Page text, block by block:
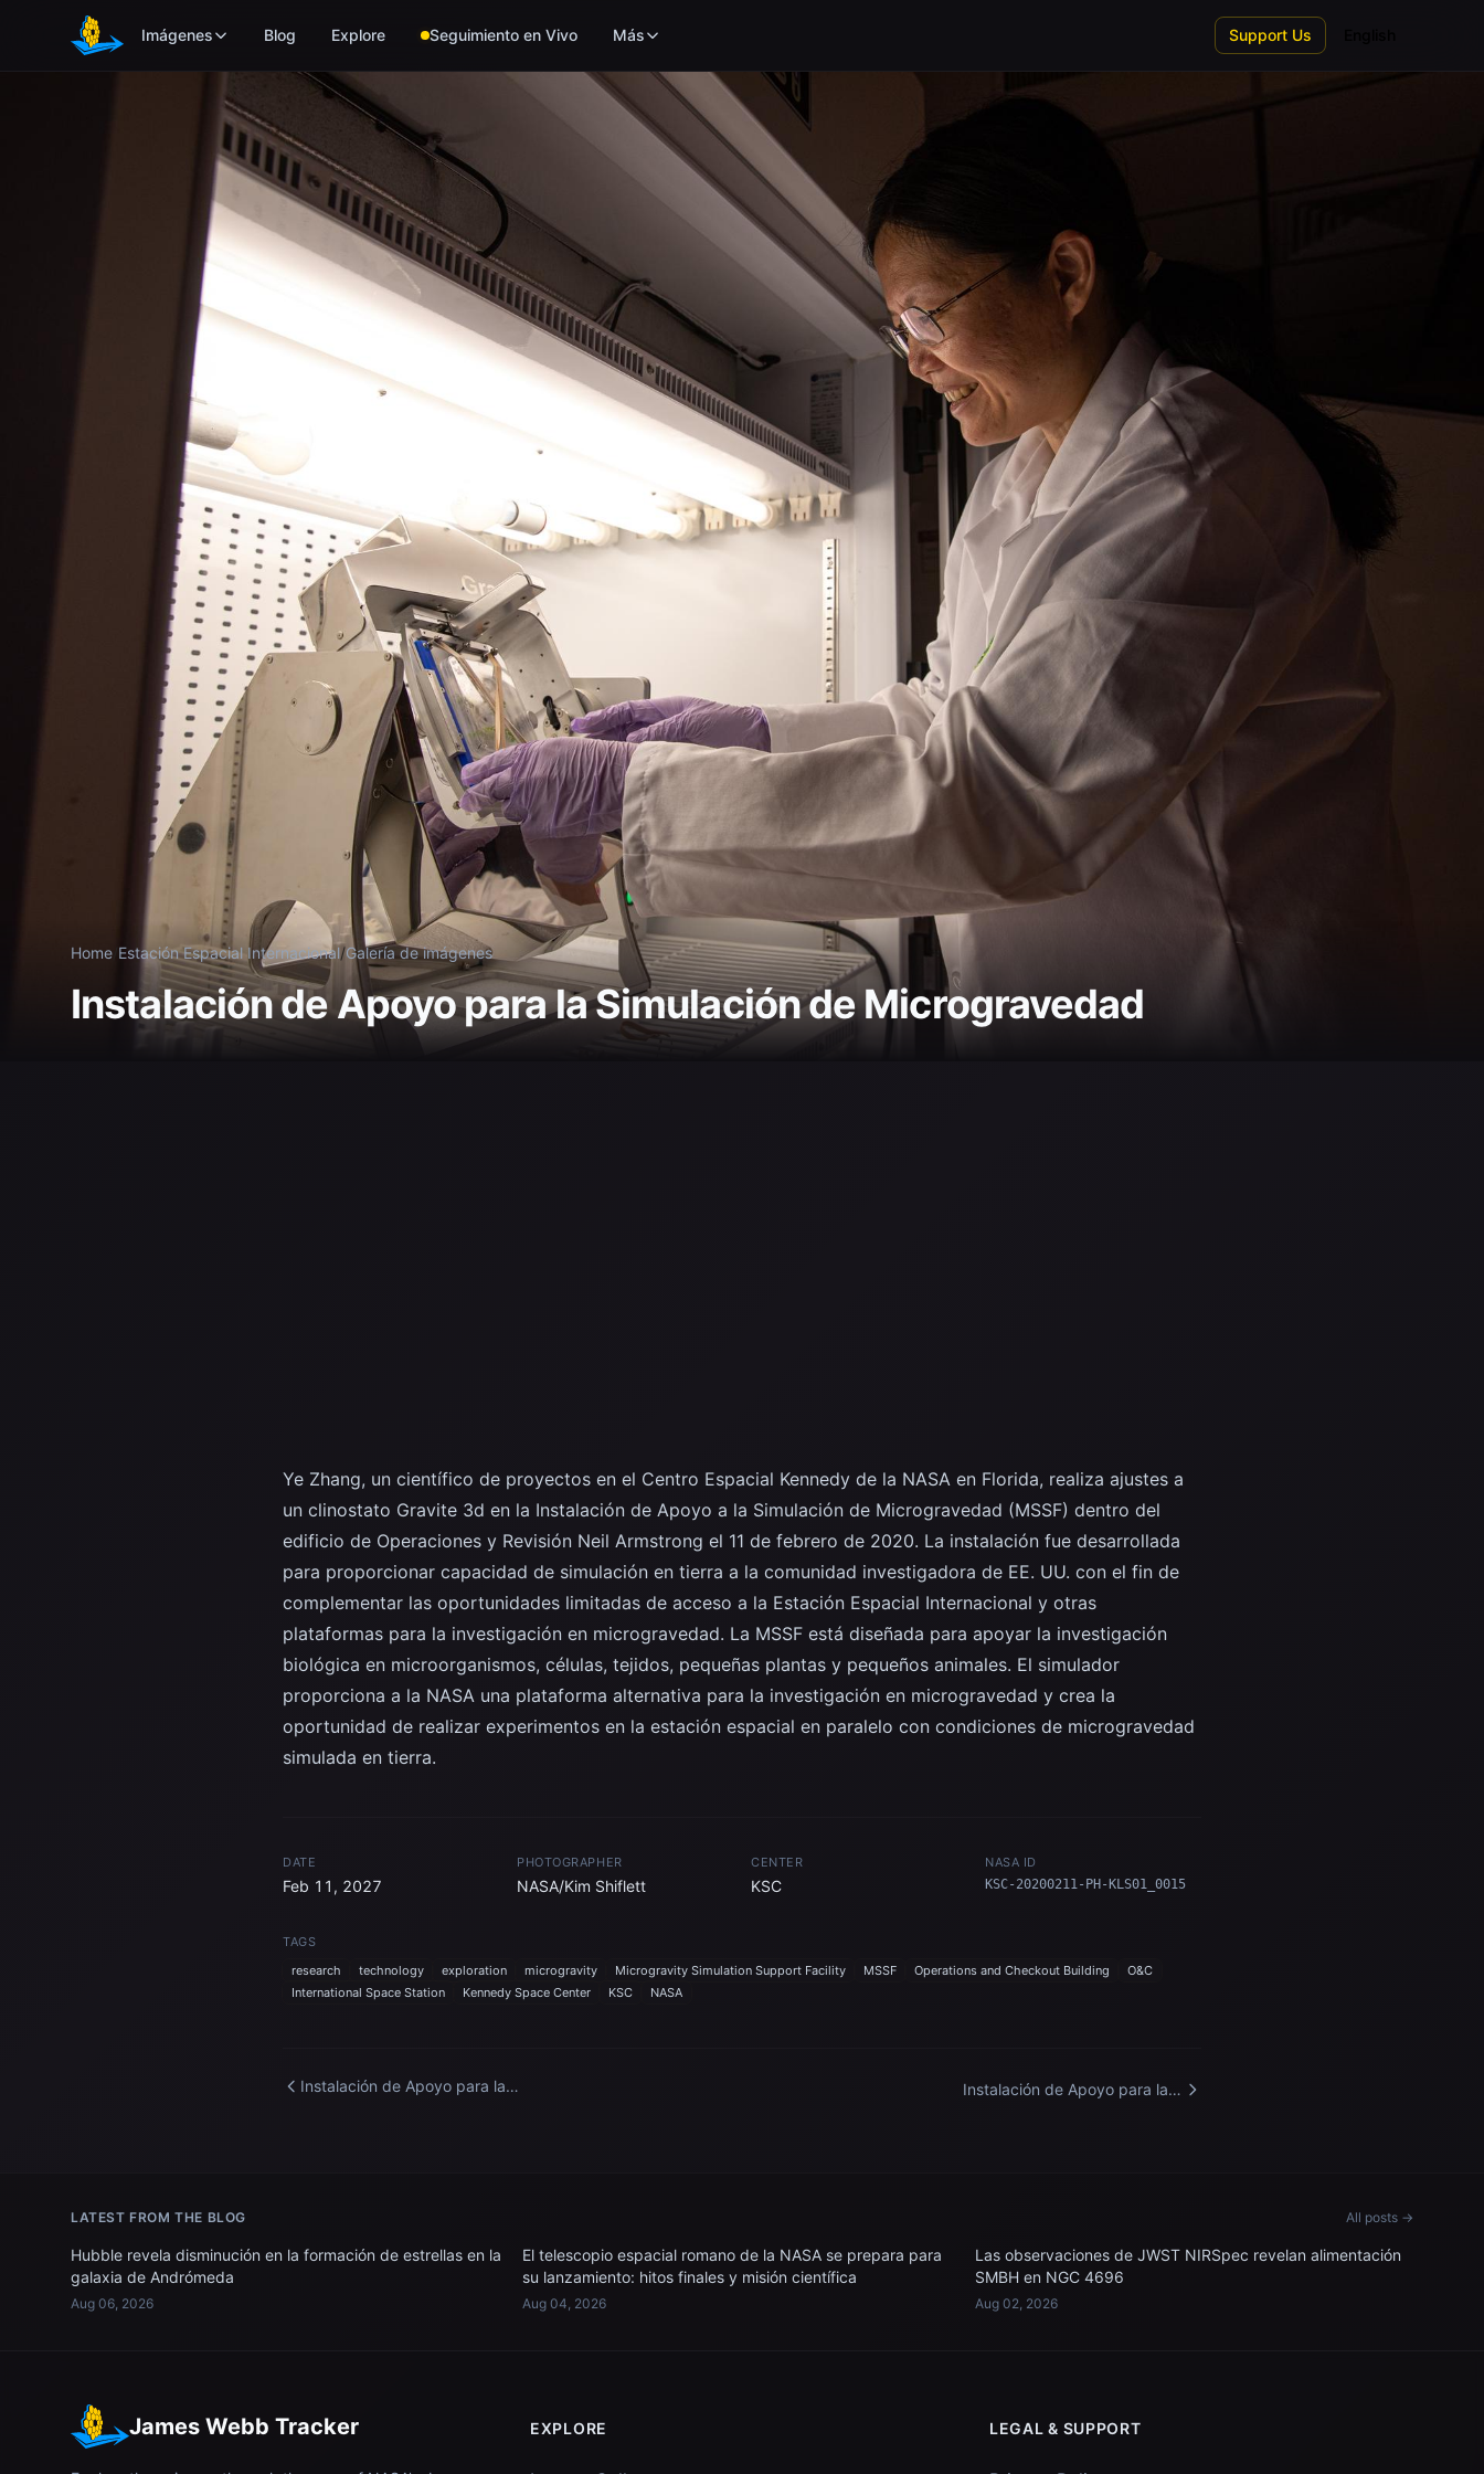
Skip to main content
Imágenes Blog Explore Seguimiento en Vivo Más Support Us
Home Estación Espacial Internacional/Galería de imágenes
Instalación de Apoyo para la Simulación de Microgravedad
Ye Zhang, un científico de proyectos en el Centro Espacial Kennedy de la NASA en Florida, realiza ajustes a
un clinostato Gravite 3d en la Instalación de Apoyo a la Simulación de Microgravedad (MSSF) dentro del
edificio de Operaciones y Revisión Neil Armstrong el 11 de febrero de 2020. La instalación fue desarrollada
para proporcionar capacidad de simulación en tierra a la comunidad investigadora de EE. UU. con el fin de
complementar las oportunidades limitadas de acceso a la Estación Espacial Internacional y otras
plataformas para la investigación en microgravedad. La MSSF está diseñada para apoyar la investigación
biológica en microorganismos, células, tejidos, pequeñas plantas y pequeños animales. El simulador
proporciona a la NASA una plataforma alternativa para la investigación en microgravedad y crea la
oportunidad de realizar experimentos en la estación espacial en paralelo con condiciones de microgravedad
simulada en tierra.
DATE
Feb 11, 2027
PHOTOGRAPHER
NASA/Kim Shiflett
CENTER
KSC
NASA ID
KSC-20200211-PH-KLS01_0015
TAGS
research
technology exploration microgravity Microgravity Simulation Support Facility MSSF Operations and Checkout Building
O&C
International Space Station
Kennedy Space Center KSC NASA
Instalación de Apoyo para la
Instalación de Apoyo para la
LATEST FROM THE BLOG All posts →
Hubble revela disminución en la formación de estrellas en la
galaxia de Andrómeda
Aug 06, 2026
El telescopio espacial romano de la NASA se prepara para
su lanzamiento: hitos finales y misión científica
Aug 04, 2026
Las observaciones de JWST NIRSpec revelan alimentación
SMBH en NGC 4696
Aug 02, 2026
James Webb Tracker EXPLORE LEGAL & SUPPORT